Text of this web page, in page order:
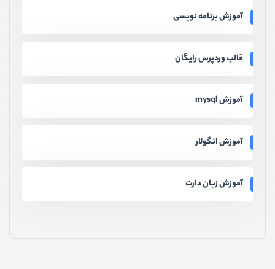
آموزش برنامه نویسی
قالب وردپرس رایگان
آموزش mysql
آموزش انگولار
آموزش زبان دارت